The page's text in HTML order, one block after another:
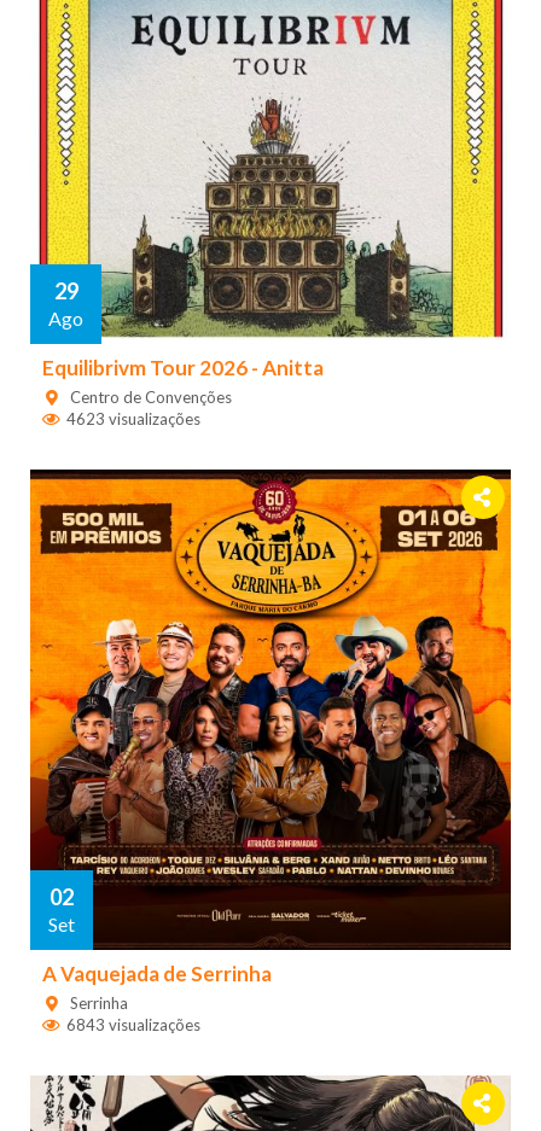
29
Ago
Equilibrivm Tour 2026 - Anitta
Centro de Convenções
4623 visualizações
02
Set
A Vaquejada de Serrinha
Serrinha
6843 visualizações